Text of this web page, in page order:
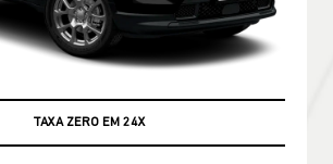
TAXA ZERO EM 24X